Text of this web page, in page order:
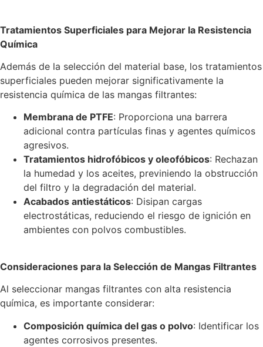
Tratamientos Superficiales para Mejorar la Resistencia
Química
Además de la selección del material base, los tratamientos
superficiales pueden mejorar significativamente la
resistencia química de las mangas filtrantes:
Membrana de PTFE: Proporciona una barrera
adicional contra partículas finas y agentes químicos
agresivos.
Tratamientos hidrofóbicos y oleofóbicos: Rechazan
la humedad y los aceites, previniendo la obstrucción
del filtro y la degradación del material.
Acabados antiestáticos: Disipan cargas
electrostáticas, reduciendo el riesgo de ignición en
ambientes con polvos combustibles.
Consideraciones para la Selección de Mangas Filtrantes
Al seleccionar mangas filtrantes con alta resistencia
química, es importante considerar:
Composición química del gas o polvo: Identificar los
agentes corrosivos presentes.